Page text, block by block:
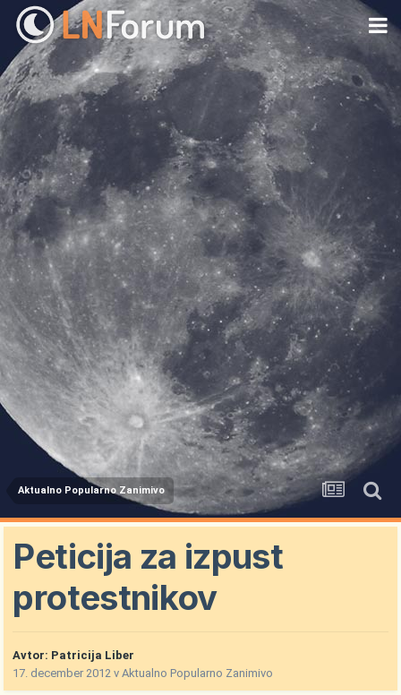
Aktualno Popularno Zanimivo
Peticija za izpust
protestnikov
Avtor: Patricija Liber
17. december 2012 vAktualno Popularno Zanimivo